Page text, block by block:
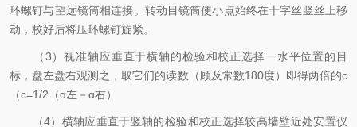
环螺钉与望远镜筒相连接。转动目镜筒使小点始终在十字丝竖丝上移
动，校好后将压环螺钉旋紧。
（3）视准轴应垂直于横轴的检验和校正选择一水平位置的目
标，盘左盘右观测之，取它们的读数（顾及常数180度）即得两倍的c
（c=1/2（ɑ左－ɑ右）
（4）横轴应垂直于竖轴的检验和校正选择较高墙壁近处安置仪